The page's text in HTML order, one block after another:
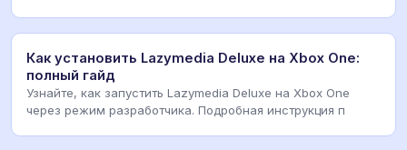
Как установить Lazymedia Deluxe на Xbox One:
полный гайд
Узнайте, как запустить Lazymedia Deluxe на Xbox One
через режим разработчика. Подробная инструкция п